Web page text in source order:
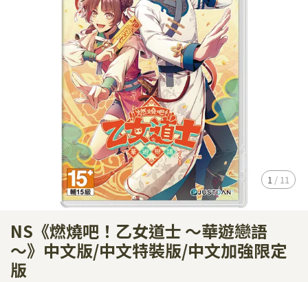
1 / 11
NS《燃燒吧！乙女道士 ～華遊戀語
～》中文版/中文特裝版/中文加強限定
版